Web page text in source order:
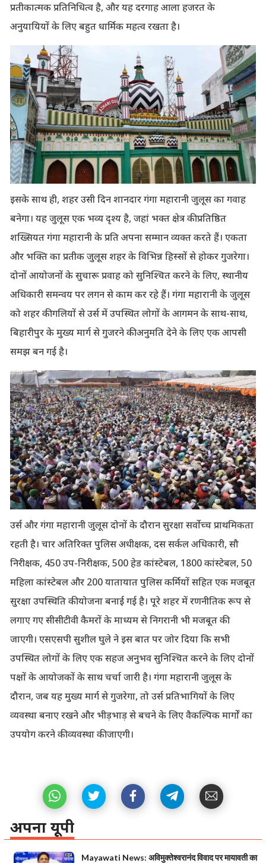
प्रतीकात्मक प्रतिनिधित्व है, और यह दरगाह आला हजरत के
अनुयायियों के लिए बहुत धार्मिक महत्व रखता है।
इसके साथ ही, शहर उसी दिन शानदार गंगा महारानी जुलूस का गवाह
बनेगा। यह जुलूस एक भव्य दृश्य है, जहां भक्त क्षेत्र की प्रतिष्ठित
शख्सियत गंगा महारानी के प्रति अपना सम्मान व्यक्त करते हैं। एकता
और भक्ति का प्रतीक जुलूस शहर के विभिन्न हिस्सों से होकर गुजरेगा।
दोनों आयोजनों के सुचारू प्रवाह को सुनिश्चित करने के लिए, स्थानीय
अधिकारी समन्वय पर लगन से काम कर रहे हैं। गंगा महारानी के जुलूस
को शहर की गलियों से उर्स में उपस्थित लोगों के आगमन के साथ-साथ,
बिहारीपुर के मुख्य मार्ग से गुजरने की अनुमति देने के लिए एक आपसी
समझ बन गई है।
उर्स और गंगा महारानी जुलूस दोनों के दौरान सुरक्षा सर्वोच्च प्राथमिकता
रहती है। चार अतिरिक्त पुलिस अधीक्षक, दस सर्कल अधिकारी, सौ
निरीक्षक, 450 उप-निरीक्षक, 500 हेड कांस्टेबल, 1800 कांस्टेबल, 50
महिला कांस्टेबल और 200 यातायात पुलिस कर्मियों सहित एक मजबूत
सुरक्षा उपस्थिति की योजना बनाई गई है। पूरे शहर में रणनीतिक रूप से
लगाए गए सीसीटीवी कैमरों के माध्यम से निगरानी भी मजबूत की
जाएगी। एसएसपी सुशील घुले ने इस बात पर जोर दिया कि सभी
उपस्थित लोगों के लिए एक सहज अनुभव सुनिश्चित करने के लिए दोनों
पक्षों के आयोजकों के साथ चर्चा जारी है। गंगा महारानी जुलूस के
दौरान, जब यह मुख्य मार्ग से गुजरेगा, तो उर्स प्रतिभागियों के लिए
व्यवस्था बनाए रखने और भीड़भाड़ से बचने के लिए वैकल्पिक मार्गों का
उपयोग करने की व्यवस्था की जाएगी।
अपना यूपी
Mayawati News: अविमुक्तेश्वरानंद विवाद पर मायावती का